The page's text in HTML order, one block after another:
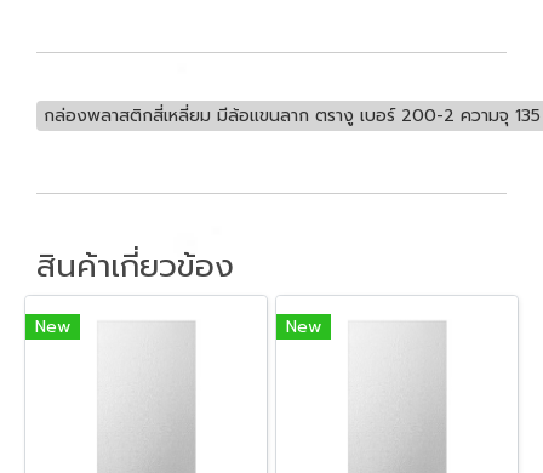
กล่องพลาสติกสี่เหลี่ยม มีล้อแขนลาก ตรางู เบอร์ 200-2 ความจุ
สินค้าเกี่ยวข้อง
New New